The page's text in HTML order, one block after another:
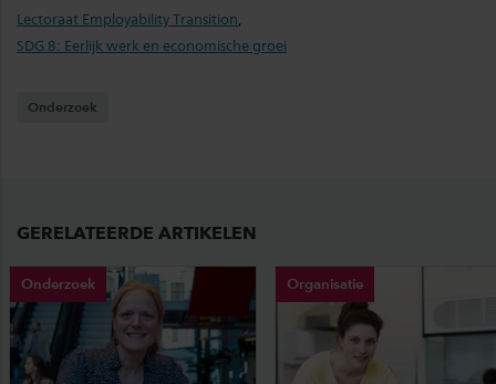
Lectoraat Employability Transition
SDG 8: Eerlijk werk en economische groei
Onderzoek
GERELATEERDE ARTIKELEN
Onderzoek Organisatie